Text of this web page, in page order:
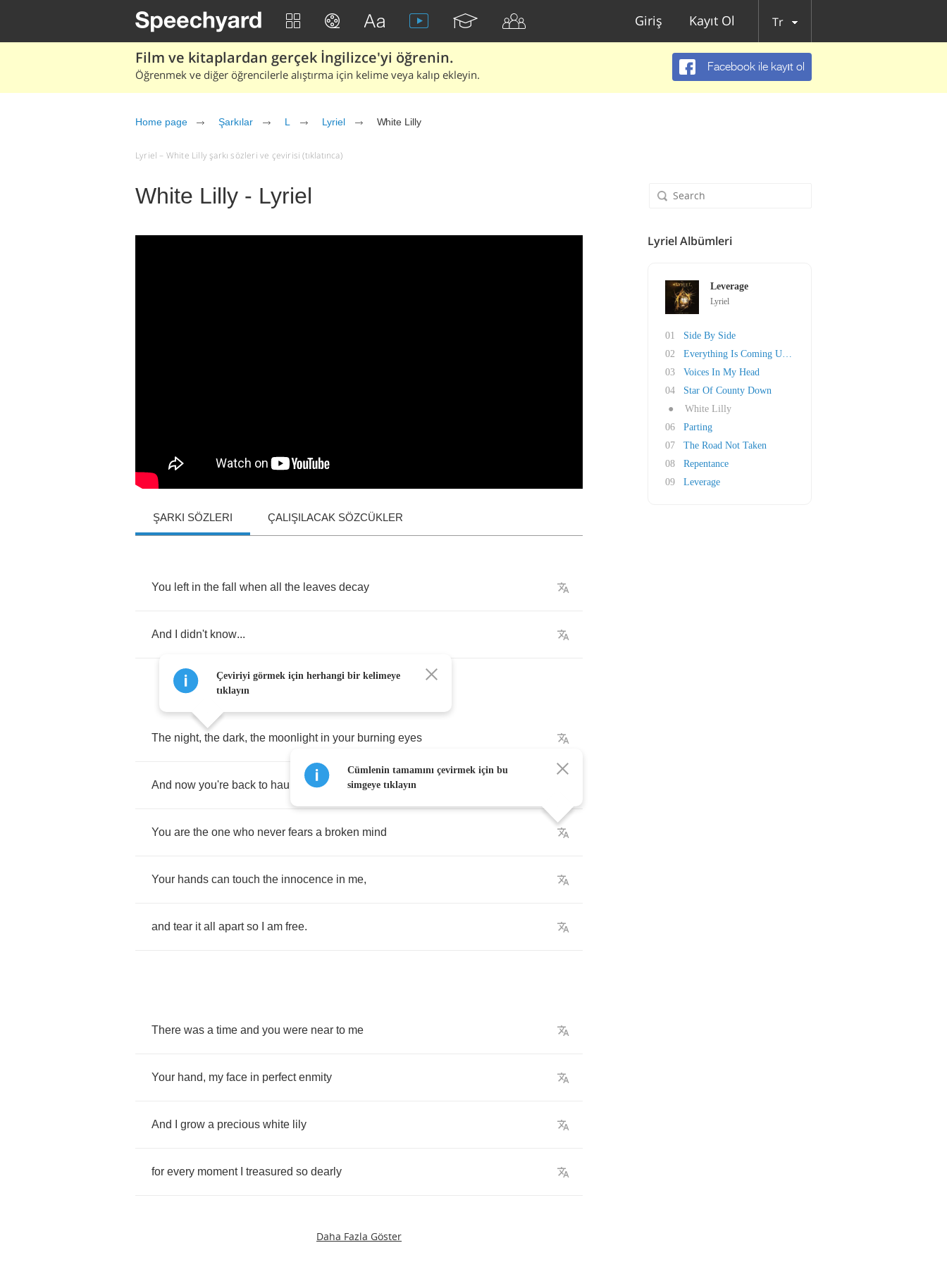
Giriş Kayıt Ol Tr
Film ve kitaplardan gerçek İngilizce'yi öğrenin.
Öğrenmek ve diğer öğrencilerle alıştırma için kelime veya kalıp ekleyin.
Facebook ile kayıt ol
Home page Şarkılar L Lyriel White Lilly
Lyriel – White Lilly şarkı sözleri ve çevirisi (tıklatınca)
White Lilly - Lyriel
ŞARKI SÖZLERI ÇALIŞILACAK SÖZCÜKLER
You left in the fall when all the leaves decay
And didn't know...
The night, the dark, the moonlight in your burning eyes
And now you're back to haunt my soul to take my will
You are the one who never fears a broken mind
Your hands can touch the innocence in me,
and tear it all apart so am free.
There was a time and you were near to me
Your hand, my face in perfect enmity
And grow a precious white lily
for every moment treasured so dearly
Daha Fazla Göster
Çeviriyi görmek için herhangi bir kelimeye
tıklayın
Cümlenin tamamını çevirmek için bu
simgeye tıklayın
Lyriel Albümleri
Leverage
Lyriel
01
Side By Side
02
Everything Is Coming Up Roses
03
Voices In My Head
04
Star Of County Down
●
White Lilly
06
Parting
07
The Road Not Taken
08
Repentance
09
Leverage